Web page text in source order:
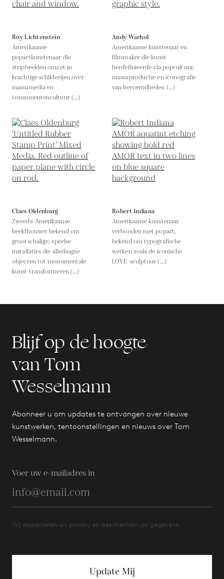
Roy Lichtenstein
Amerikaanse
popartkunstenaar die
stripbeelden omzet in
krachtige schilderijen over
massamedia en
consumentencultuur (...)
Andy Warhol
Amerikaanse kunstenaar en
filmmaker die kunst
herdefinieerde via popcultuur,
massaproductie en iconografie
van beroemdheden (...)
Claes Oldenburg
Zweeds-Amerikaanse
beeldhouwer bekend om
grootschalige, speelse
installaties die alledaagse
objecten tot monumentale
kunst transformeren (...)
Robert Indiana
Amerikaanse kunstenaar
verbonden met popart,
bekend om typografische
werken zoals de iconische
LOVE-sculptuur (...)
Blijf op de hoogte
van Tom
Wesselmann
Abonneer u om updates te ontvangen over nieuwe
kunstwerken, tentoonstellingen en nieuws over Tom
Wesselmann.
Voer uw e-mailadres in
Wij respecteren uw privacy en beschermen uw gegevens.
Update Mij